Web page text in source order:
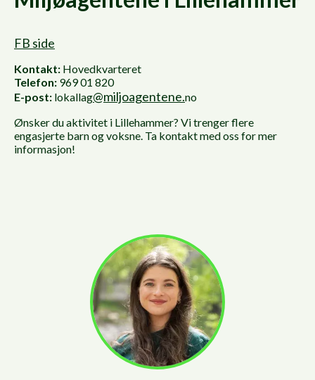
FB side
Kontakt: Hovedkvarteret
Telefon: 969 01 820
E-post: lokallag@miljoagentene.no
Ønsker du aktivitet i Lillehammer? Vi trenger flere
engasjerte barn og voksne. Ta kontakt med oss for mer
informasjon!